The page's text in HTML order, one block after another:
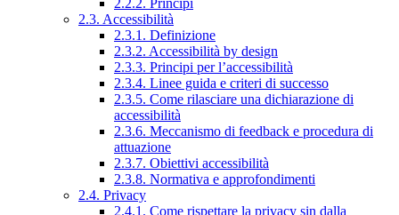
2.2.2. Principi
2.3. Accessibilità
2.3.1. Definizione
2.3.2. Accessibilità by design
2.3.3. Principi per l’accessibilità
2.3.4. Linee guida e criteri di successo
2.3.5. Come rilasciare una dichiarazione di
accessibilità
2.3.6. Meccanismo di feedback e procedura di
attuazione
2.3.7. Obiettivi accessibilità
2.3.8. Normativa e approfondimenti
2.4. Privacy
2.4.1. Come rispettare la privacy sin dalla